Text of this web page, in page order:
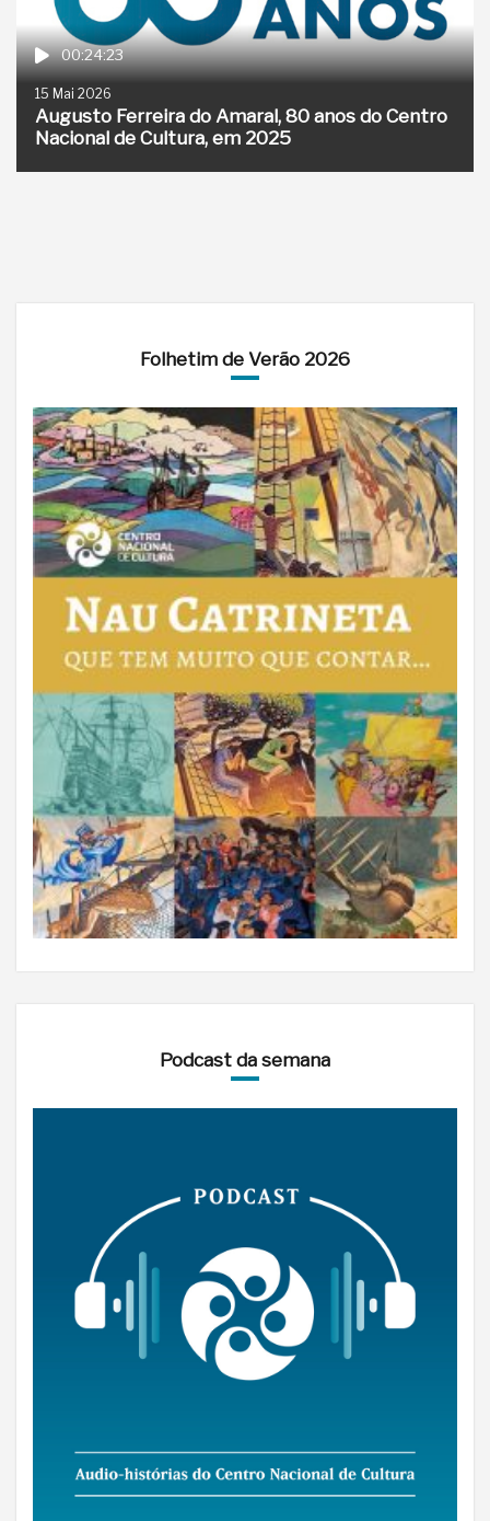
00:24:23
15 Mai 2026
Augusto Ferreira do Amaral, 80 anos do Centro
Nacional de Cultura, em 2025
Folhetim de Verão 2026
Podcast da semana